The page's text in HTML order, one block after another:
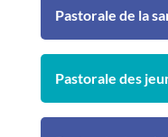
Pastorale de la
Pastorale des